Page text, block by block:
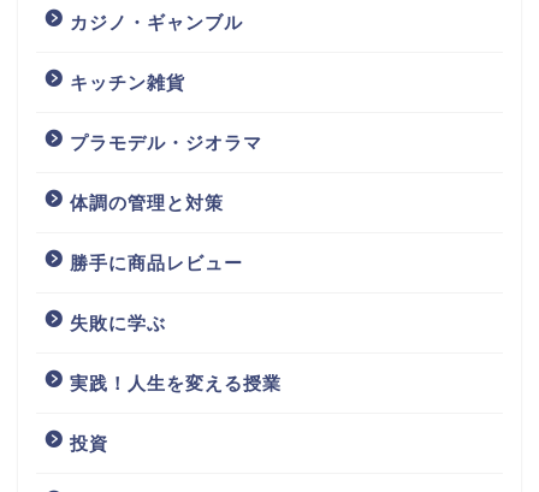
カジノ・ギャンブル
キッチン雑貨
プラモデル・ジオラマ
体調の管理と対策
勝手に商品レビュー
失敗に学ぶ
実践！人生を変える授業
投資